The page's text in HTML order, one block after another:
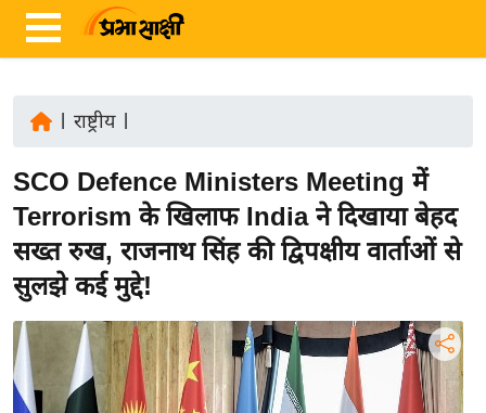
ज़ा
ख
र
रा
ष्ट्री
य
अं
राष्ट्रीय|
SCO Defence Ministers Meeting में
Terrorism के खिलाफ India ने दिखाया बेहद
सख्त रुख, राजनाथ सिंह की द्विपक्षीय वार्ताओं से
सुलझे कई मुद्दे!